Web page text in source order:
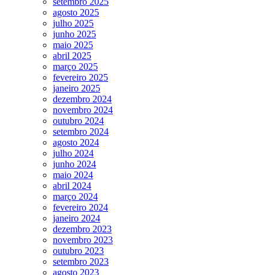
agosto 2025
julho 2025
junho 2025
maio 2025
abril 2025
março 2025
fevereiro 2025
janeiro 2025
dezembro 2024
novembro 2024
outubro 2024
setembro 2024
agosto 2024
julho 2024
junho 2024
maio 2024
abril 2024
março 2024
fevereiro 2024
janeiro 2024
dezembro 2023
novembro 2023
outubro 2023
setembro 2023
agosto 2023